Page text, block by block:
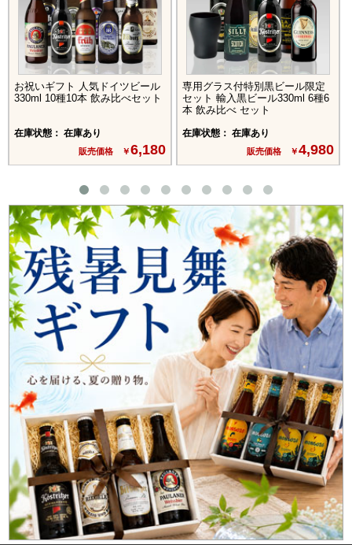
お祝いギフト 人気ドイツビール
330ml 10種10本 飲み比べセット
在庫状態： 在庫あり
販売価格 ￥6,180
専用グラス付特別黒ビール限定
セット 輸入黒ビール330ml 6種6
本 飲み比べ セット
在庫状態： 在庫あり
販売価格 ￥4,980